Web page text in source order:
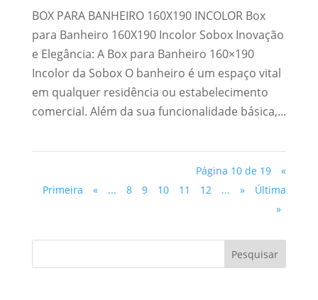
BOX PARA BANHEIRO 160X190 INCOLOR Box
para Banheiro 160X190 Incolor Sobox Inovação
e Elegância: A Box para Banheiro 160×190
Incolor da Sobox O banheiro é um espaço vital
em qualquer residência ou estabelecimento
comercial. Além da sua funcionalidade básica,...
Página 10 de 19
«
Primeira
« ... 8 9 10 11 12 ... »
Última
»